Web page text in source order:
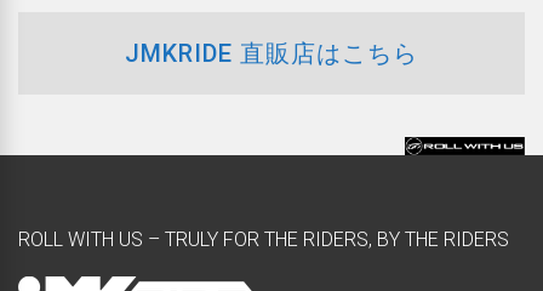
JMKRIDE 直販店はこちら
ROLL WITH US – TRULY FOR THE RIDERS, BY THE RIDERS